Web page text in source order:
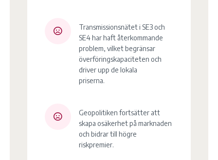
Transmissionsnätet i SE3 och
SE4 har haft återkommande
problem, vilket begränsar
överföringskapaciteten och
driver upp de lokala
priserna.
Geopolitiken fortsätter att
skapa osäkerhet på marknaden
och bidrar till högre
riskpremier.